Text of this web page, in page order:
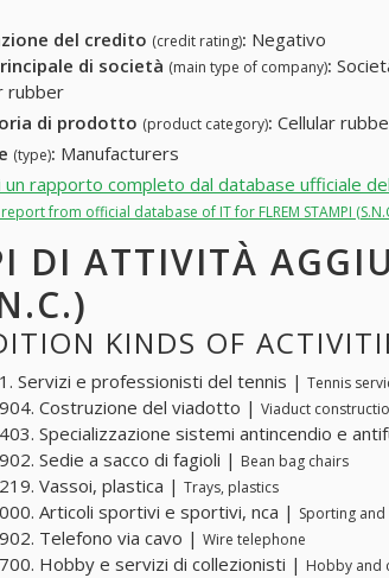
del credito (credit rating): Negativo
di società (main type of company):
rubber
di prodotto (product category): Cellular
(type): Manufacturers
rapporto completo dal database ufficiale
from official database of IT for FLREM STAMPI
DI ATTIVITÀ
KINDS OF
Servizi e professionisti del tennis | Tennis
Costruzione del viadotto | Viaduct
Specializzazione sistemi antincendio e
Sedie a sacco di fagioli | Bean bag chairs
Vassoi, plastica | Trays, plastics
Articoli sportivi e sportivi, nca | Sporting
Telefono via cavo | Wire telephone
Hobby e servizi di collezionisti | Hobby and